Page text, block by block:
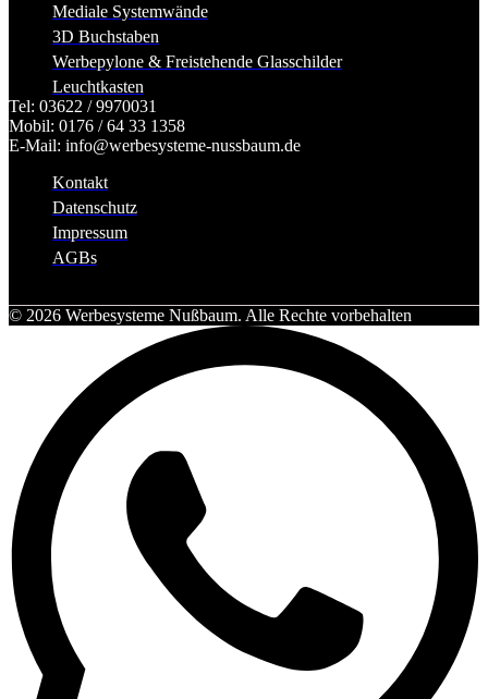
Mediale Systemwände
3D Buchstaben
Werbepylone & Freistehende Glasschilder
Leuchtkasten
Tel: 03622 / 9970031
Mobil: 0176 / 64 33 1358
E-Mail: info@werbesysteme-nussbaum.de
Kontakt
Datenschutz
Impressum
AGBs
© 2026 Werbesysteme Nußbaum. Alle Rechte vorbehalten